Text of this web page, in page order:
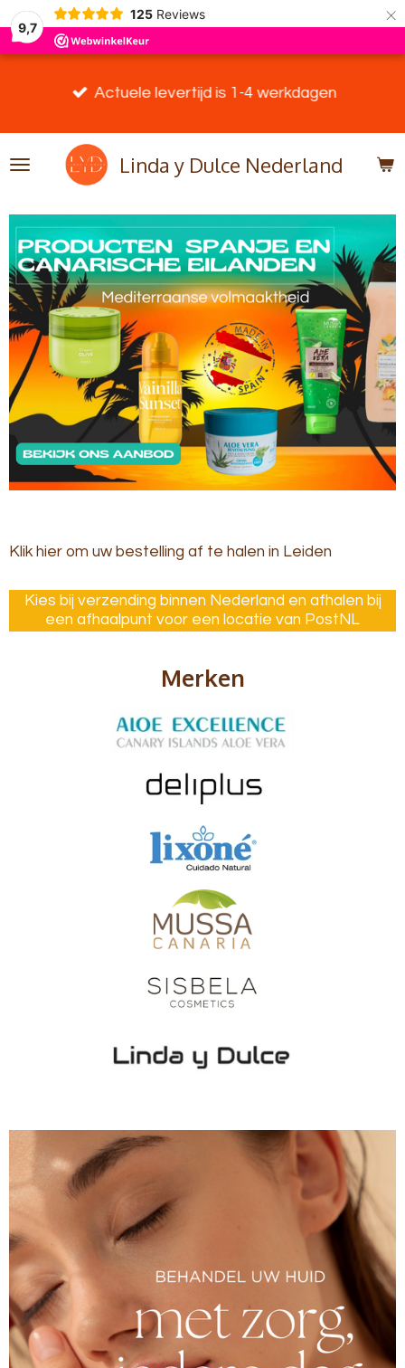
9,7
125 Reviews ×
Linda y Dulce Nederland
Actuele levertijd is 1-4 werkdagen
Klik hier om uw bestelling af te halen in Leiden
Kies bij verzending binnen Nederland en afhalen bij
een afhaalpunt voor een locatie van PostNL
Merken